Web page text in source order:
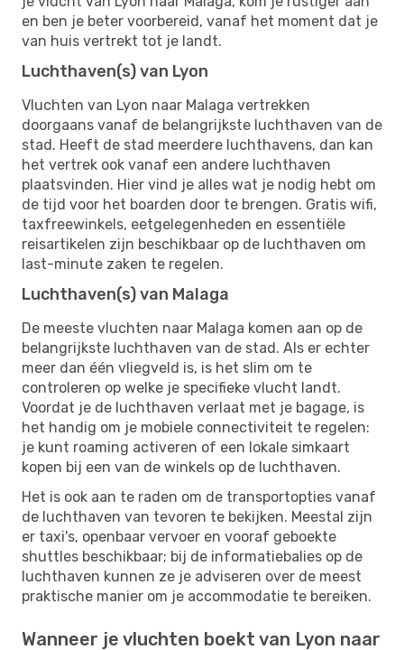
en ben je beter voorbereid, vanaf het moment dat je
van huis vertrekt tot je landt.
Luchthaven(s) van Lyon
Vluchten van Lyon naar Malaga vertrekken
doorgaans vanaf de belangrijkste luchthaven van de
stad. Heeft de stad meerdere luchthavens, dan kan
het vertrek ook vanaf een andere luchthaven
plaatsvinden. Hier vind je alles wat je nodig hebt om
de tijd voor het boarden door te brengen. Gratis wifi,
taxfreewinkels, eetgelegenheden en essentiële
reisartikelen zijn beschikbaar op de luchthaven om
last-minute zaken te regelen.
Luchthaven(s) van Malaga
De meeste vluchten naar Malaga komen aan op de
belangrijkste luchthaven van de stad. Als er echter
meer dan één vliegveld is, is het slim om te
controleren op welke je specifieke vlucht landt.
Voordat je de luchthaven verlaat met je bagage, is
het handig om je mobiele connectiviteit te regelen:
je kunt roaming activeren of een lokale simkaart
kopen bij een van de winkels op de luchthaven.
Het is ook aan te raden om de transportopties vanaf
de luchthaven van tevoren te bekijken. Meestal zijn
er taxi's, openbaar vervoer en vooraf geboekte
shuttles beschikbaar; bij de informatiebalies op de
luchthaven kunnen ze je adviseren over de meest
praktische manier om je accommodatie te bereiken.
Wanneer je vluchten boekt van Lyon naar